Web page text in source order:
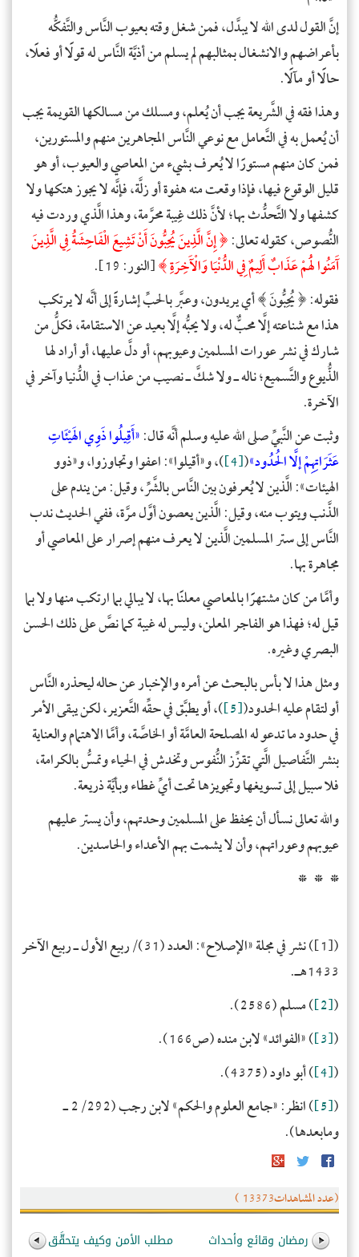
إنَّ القول لدى الله لا يبدَّل، فمن شغل وقته بعيوب النَّاس والتَّفكُّه
بأعراضهم والانشغال بمثالبهم لم يسلم من أذيَّة النَّاس له قولًا أو فعلًا،
حالًا أو مآلًا.
وهذا فقه في الشَّريعة يجب أن يُعلم، ومسلك من مسالكها القويمة يجب
أن يُعمل به في التَّعامل مع نوعي النَّاس المجاهرين منهم والمستورين،
فمن كان منهم مستورًا لا يُعرف بشيء من المعاصي والعيوب، أو هو
قليل الوقوع فيها، فإذا وقعت منه هفوة أو زلَّة، فإنَّه لا يجوز هتكها ولا
كشفها ولا التَّحدُّث بها؛ لأنَّ ذلك غِيبة محرَّمة، وهذا الَّذي وردت فيه
النُّصوص، كقوله تعالى:﴿إِنَّ الَّذِينَ يُحِبُّونَ أَنْ تَشِيعَ الْفَاحِشَةُ فِي الَّذِينَ
آَمَنُوا لَهُمْ عَذَابٌ أَلِيمٌ فِي الدُّنْيَا وَالْآَخِرَةِ﴾[النور: 19].
فقوله:﴿يُحِبُّونَ﴾ أي يريدون، وعبَّر بالحبِّ إشارةً إلى أنَّه لا يرتكب
هذا مع شناعته إلَّا محبٌّ له، ولا يحبُّه إلَّا بعيد عن الاستقامة، فكلُّ من
شارك في نشر عورات المسلمين وعيوبهم، أو دلَّ عليها، أو أراد لها
الذُّيوع والتَّسميع؛ ناله ـ ولا شكَّ ـ نصيب من عذاب في الدُّنيا وآخر في
الآخرة.
وثبت عن النَّبيِّ صلى الله عليه وسلم أنَّه قال:«أَقِيلُوا ذَوِي الهَيْئَاتِ
عَثَرَاتِهِمْ إلَّا الحُدُود»
(
[4])، و«أقيلوا»: اعفوا وتجاوزوا، و«ذوو
الهيئات»: الَّذين لا يُعرفون بين النَّاس بالشَّرِّ، وقيل: من يندم على
الذَّنب ويتوب منه، وقيل: الَّذين يعصون أوَّل مرَّة، ففي الحديث ندب
النَّاس إلى ستر المسلمين الَّذين لا يعرف منهم إصرار على المعاصي أو
مجاهرة بها.
وأمَّا من كان مشتهرًا بالمعاصي معلنًا بها، لا يبالي بما ارتكب منها ولا بما
قيل له؛ فهذا هو الفاجر المعلن، وليس له غيبة كما نصَّ على ذلك الحسن
البصري وغيره.
ومثل هذا لا بأس بالبحث عن أمره والإخبار عن حاله ليحذره النَّاس
أو لتقام عليه الحدود([5])، أو يطبَّق في حقِّه التَّعزير، لكن يبقى الأمر
في حدود ما تدعو له المصلحة العامَّة أو الخاصَّة، وأمَّا الاهتمام والعناية
بنشر التَّفاصيل الَّتي تقزِّز النُّفوس وتخدش في الحياء وتمسُّ بالكرامة،
فلا سبيل إلى تسويغها وتجويزها تحت أيِّ غطاء وبأيَّة ذريعة.
والله تعالى نسأل أن يحفظ على المسلمين وحدتهم، وأن يستر عليهم
عيوبهم وعوراتهم، وأن لا يشمت بهم الأعداء والحاسدين.
* * *
(
[1]
) نشر في مجلة «الإصلاح»: العدد (31)/ربيع الأول ـ ربيع الآخر
1433هـ.
(
[2]) مسلم (2586).
(
[3]) «الفوائد» لابن منده (ص166).
(
[4]) أبو داود (4375).
(
[5]
) انظر: «جامع العلوم والحكم» لابن رجب (2/292 ـ
ومابعدها).
(عدد المشاهدات13373 )
رمضان وقائع وأحداث مطلب الأمن وكيف يتحقَّق